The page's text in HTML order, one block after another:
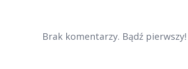
Brak komentarzy. Bądź pierwszy!